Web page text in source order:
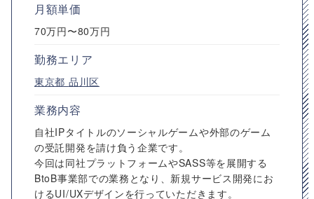
月額単価
70万円〜80万円
勤務エリア
東京都 品川区
業務内容
自社IPタイトルのソーシャルゲームや外部のゲーム
の受託開発を請け負う企業です。
今回は同社プラットフォームやSASS等を展開する
BtoB事業部での業務となり、新規サービス開発にお
けるUI/UXデザインを行っていただきます。